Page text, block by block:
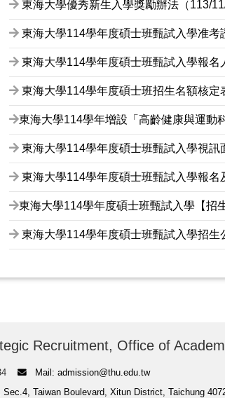
東海大學優秀新生入學獎勵辦法（113/
東海大學114學年度碩士班甄試入學准
東海大學114學年度碩士班甄試入學報名
東海大學114學年度碩士班招生名額核定
東海大學114學年增設「高齡健康與運動
東海大學114學年度碩士班甄試入學視
東海大學114學年度碩士班甄試入學報
東海大學114學年度碩士班甄試入學【招
東海大學114學年度碩士班甄試入學招生
Recruitment, Office of
Mail: admission@thu.edu.tw
Taiwan Boulevard, Xitun District, Taichung